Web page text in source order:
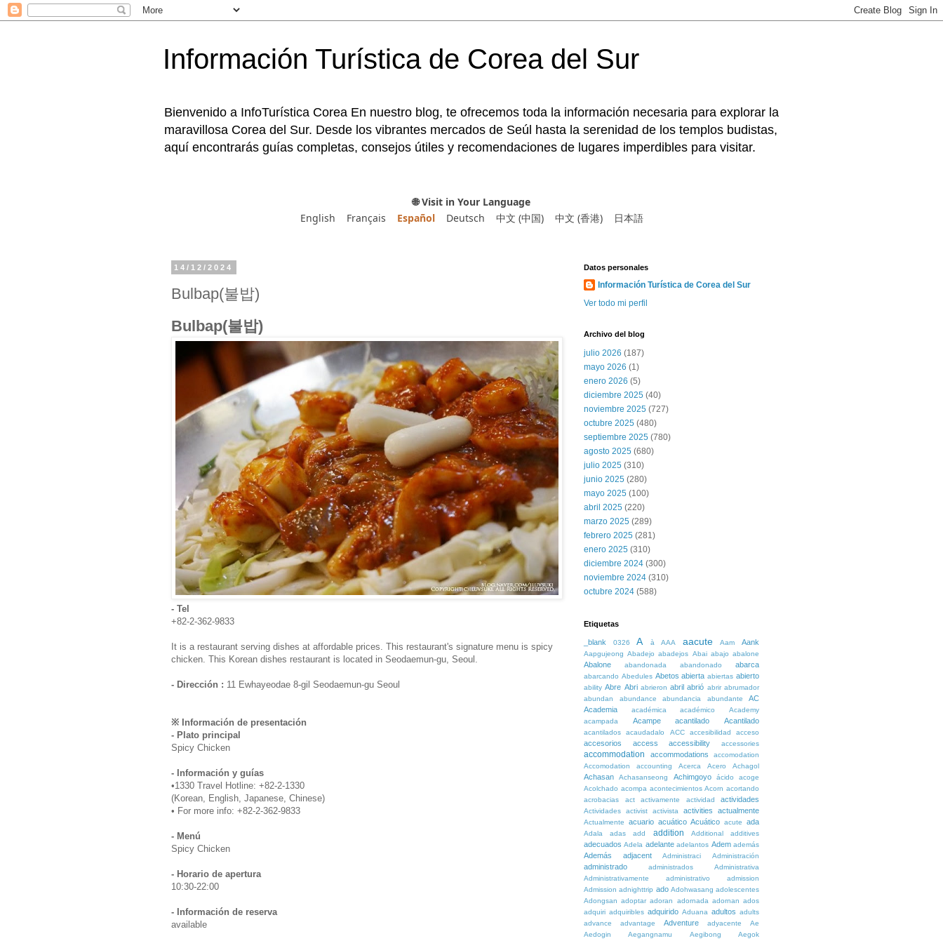
Información Turística de Corea del Sur
Bienvenido a InfoTurística Corea En nuestro blog, te ofrecemos toda la información necesaria para explorar la
maravillosa Corea del Sur. Desde los vibrantes mercados de Seúl hasta la serenidad de los templos budistas,
aquí encontrarás guías completas, consejos útiles y recomendaciones de lugares imperdibles para visitar.
🌐 Visit in Your Language
English
Français Español Deutsch 中文 (中国) 中文 (香港) 日本語
14/12/2024
Bulbap(불밥)
Bulbap(불밥)
- Tel
+82-2-362-9833
It is a restaurant serving dishes at affordable prices. This restaurant's signature menu is spicy
chicken. This Korean dishes restaurant is located in Seodaemun-gu, Seoul.
- Dirección : 11 Ewhayeodae 8-gil Seodaemun-gu Seoul
※ Información de presentación
- Plato principal
Spicy Chicken
- Información y guías
•1330 Travel Hotline: +82-2-1330
(Korean, English, Japanese, Chinese)
• For more info: +82-2-362-9833
- Menú
Spicy Chicken
- Horario de apertura
10:30-22:00
- Información de reserva
available
Datos personales
Información Turística de Corea del Sur
Ver todo mi perfil
Archivo del blog
julio 2026 (187)
mayo 2026 (1)
enero 2026 (5)
diciembre 2025 (40)
noviembre 2025 (727)
octubre 2025 (480)
septiembre 2025 (780)
agosto 2025 (680)
julio 2025 (310)
junio 2025 (280)
mayo 2025 (100)
abril 2025 (220)
marzo 2025 (289)
febrero 2025 (281)
enero 2025 (310)
diciembre 2024 (300)
noviembre 2024 (310)
octubre 2024 (588)
Etiquetas
_blank 0326 A à AAA aacute Aam Aank
Aapgujeong Abadejo abadejos Abai abajo abalone
Abalone abandonada abandonado abarca
abarcando Abedules Abetos abierta abiertas abierto
ability Abre Abri abrieron abril abrió abrir abrumador
abundan
abundance abundancia abundante
AC
Academia
académica académico
Academy
acampada
Acampe acantilado Acantilado
acantilados acaudadalo ACC accesibilidad acceso
accesorios access accessibility accessories
accommodation accommodations
accomodation
Accomodation
accounting Acerca Acero Achagol
Achasan Achasanseong Achimgoyo ácido
acoge
Acolchado acompa acontecimientos Acorn acortando
acrobacias
act activamente actividad actividades
Actividades activist activista activities actualmente
Actualmente acuario acuático Acuático acute ada
Adala adas add addition Additional additives
adecuados Adela adelante adelantos Adem además
Además adjacent Administraci Administración
administrado administrados
Administrativa
Administrativamente
administrativo
admission
Admission adnighttrip ado Adohwasang adolescentes
Adongsan adoptar adoran adornada adornan ados
adquiri adquiribles adquirido Aduana adultos adults
advance
advantage Adventure adyacente
Ae
Aedogin
Aegangnamu Aegibong
Aegok